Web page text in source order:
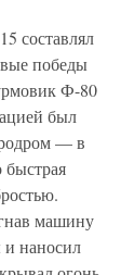
составлял
победы
Ф-80
был
— в
быстрая
машину
и наносил